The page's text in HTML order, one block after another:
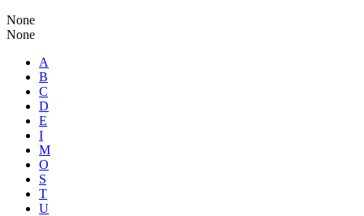
None
None
A
B
C
D
E
I
M
O
S
T
U